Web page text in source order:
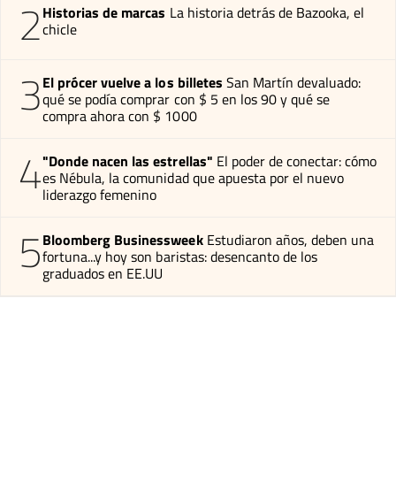
2Historias de marcas La historia detrás de Bazooka, el
chicle
3El prócer vuelve a los billetes San Martín devaluado:
qué se podía comprar con $ 5 en los 90 y qué se
compra ahora con $ 1000
4"Donde nacen las estrellas" El poder de conectar: cómo
es Nébula, la comunidad que apuesta por el nuevo
liderazgo femenino
5Bloomberg Businessweek Estudiaron años, deben una
fortuna...y hoy son baristas: desencanto de los
graduados en EE.UU